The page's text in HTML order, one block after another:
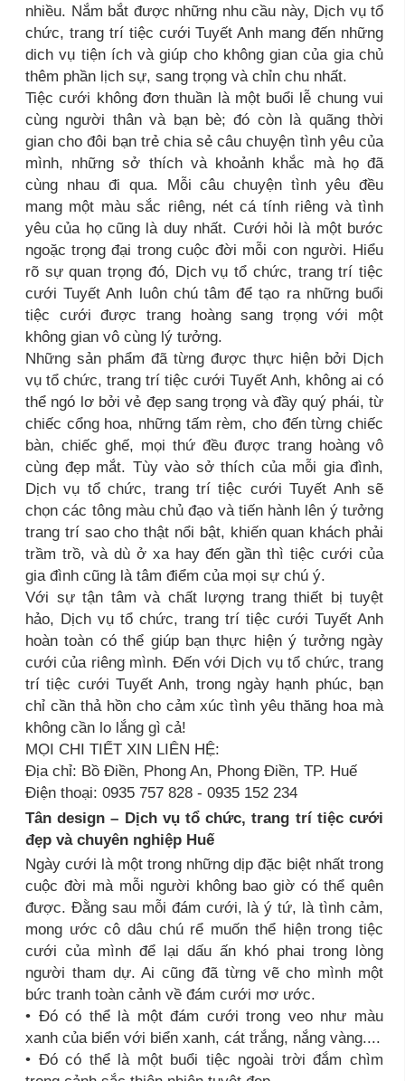
nhiều. Nắm bắt được những nhu cầu này, Dịch vụ tổ
chức, trang trí tiệc cưới Tuyết Anh mang đến những
dich vụ tiện ích và giúp cho không gian của gia chủ
thêm phần lịch sự, sang trọng và chỉn chu nhất.
Tiệc cưới không đơn thuần là một buổi lễ chung vui
cùng người thân và bạn bè; đó còn là quãng thời
gian cho đôi bạn trẻ chia sẻ câu chuyện tình yêu của
mình, những sở thích và khoảnh khắc mà họ đã
cùng nhau đi qua. Mỗi câu chuyện tình yêu đều
mang một màu sắc riêng, nét cá tính riêng và tình
yêu của họ cũng là duy nhất. Cưới hỏi là một bước
ngoặc trọng đại trong cuộc đời mỗi con người. Hiểu
rõ sự quan trọng đó, Dịch vụ tổ chức, trang trí tiệc
cưới Tuyết Anh luôn chú tâm để tạo ra những buổi
tiệc cưới được trang hoàng sang trọng với một
không gian vô cùng lý tưởng.
Những sản phẩm đã từng được thực hiện bởi Dịch
vụ tổ chức, trang trí tiệc cưới Tuyết Anh, không ai có
thể ngó lơ bởi vẻ đẹp sang trọng và đầy quý phái, từ
chiếc cổng hoa, những tấm rèm, cho đến từng chiếc
bàn, chiếc ghế, mọi thứ đều được trang hoàng vô
cùng đẹp mắt. Tùy vào sở thích của mỗi gia đình,
Dịch vụ tổ chức, trang trí tiệc cưới Tuyết Anh sẽ
chọn các tông màu chủ đạo và tiến hành lên ý tưởng
trang trí sao cho thật nổi bật, khiến quan khách phải
trầm trồ, và dù ở xa hay đến gần thì tiệc cưới của
gia đình cũng là tâm điểm của mọi sự chú ý.
Với sự tận tâm và chất lượng trang thiết bị tuyệt
hảo, Dịch vụ tổ chức, trang trí tiệc cưới Tuyết Anh
hoàn toàn có thể giúp bạn thực hiện ý tưởng ngày
cưới của riêng mình. Đến với Dịch vụ tổ chức, trang
trí tiệc cưới Tuyết Anh, trong ngày hạnh phúc, bạn
chỉ cần thả hồn cho cảm xúc tình yêu thăng hoa mà
không cần lo lắng gì cả!
MỌI CHI TIẾT XIN LIÊN HỆ:
Địa chỉ: Bồ Điền, Phong An, Phong Điền, TP. Huế
Điện thoại: 0935 757 828 - 0935 152 234
Tân design – Dịch vụ tổ chức, trang trí tiệc cưới
đẹp và chuyên nghiệp Huế
Ngày cưới là một trong những dịp đặc biệt nhất trong
cuộc đời mà mỗi người không bao giờ có thể quên
được. Đằng sau mỗi đám cưới, là ý tứ, là tình cảm,
mong ước cô dâu chú rể muốn thể hiện trong tiệc
cưới của mình để lại dấu ấn khó phai trong lòng
người tham dự. Ai cũng đã từng vẽ cho mình một
bức tranh toàn cảnh về đám cưới mơ ước.
• Đó có thể là một đám cưới trong veo như màu
xanh của biển với biển xanh, cát trắng, nắng vàng....
• Đó có thể là một buổi tiệc ngoài trời đắm chìm